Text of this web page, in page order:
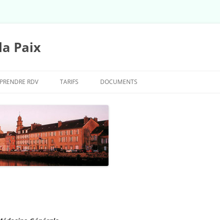
Paix
PRENDRE RDV TARIFS DOCUMENTS
FORMULAIRE DÉCLARATION
MÉDECIN TRAITANT